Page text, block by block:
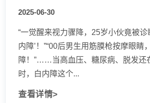
2025-06-30
“一觉醒来视力骤降，25岁小伙竟被诊
内障’！”“00后男生用筋膜枪按摩眼睛
障！”……当高血压、糖尿病、脱发还
时，白内障这个...
查看详情>